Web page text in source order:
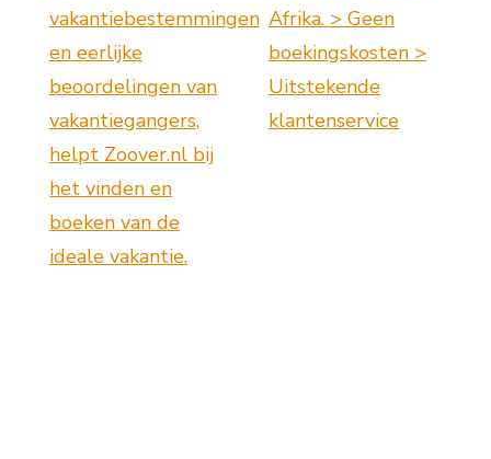
vakantiebestemmingen
en eerlijke
beoordelingen van
vakantiegangers,
helpt Zoover.nl bij
het vinden en
boeken van de
ideale vakantie.
Afrika. > Geen
boekingskosten >
Uitstekende
klantenservice